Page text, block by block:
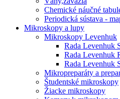
Chemické náučné
Periodická sústava -
Mikroskopy a lupy
Mikroskopy Levenhuk
Rada Levenhuk
Rada Levenhuk
Rada Levenhuk
Mikropreparáty a
Študentské mikroskopy
Žiacke mikroskopy